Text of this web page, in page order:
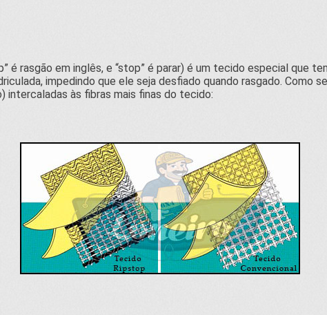
é rasgão em inglês, e “stop” é parar) é um tecido especial que
impedindo que ele seja desfiado quando rasgado. Como
às fibras mais finas do tecido: